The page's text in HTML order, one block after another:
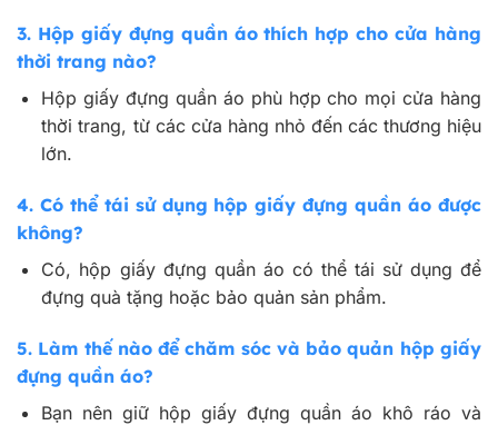
3. Hộp giấy đựng quần áo thích hợp cho cửa hàng
thời trang nào?
Hộp giấy đựng quần áo phù hợp cho mọi cửa hàng
thời trang, từ các cửa hàng nhỏ đến các thương hiệu
lớn.
4. Có thể tái sử dụng hộp giấy đựng quần áo được
không?
Có, hộp giấy đựng quần áo có thể tái sử dụng để
đựng quà tặng hoặc bảo quản sản phẩm.
5. Làm thế nào để chăm sóc và bảo quản hộp giấy
đựng quần áo?
Bạn nên giữ hộp giấy đựng quần áo khô ráo và